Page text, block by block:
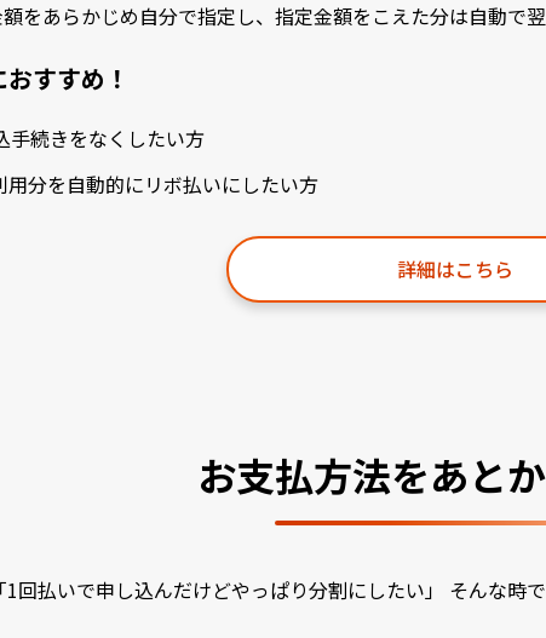
をあらかじめ自分で指定し、指定金額をこえた分は自動で
すすめ！
手続きをなくしたい方
用分を自動的にリボ払いにしたい方
詳細はこちら
お支払方法をあと
「1回払いで申し込んだけどやっぱり分割にしたい」 そんな時